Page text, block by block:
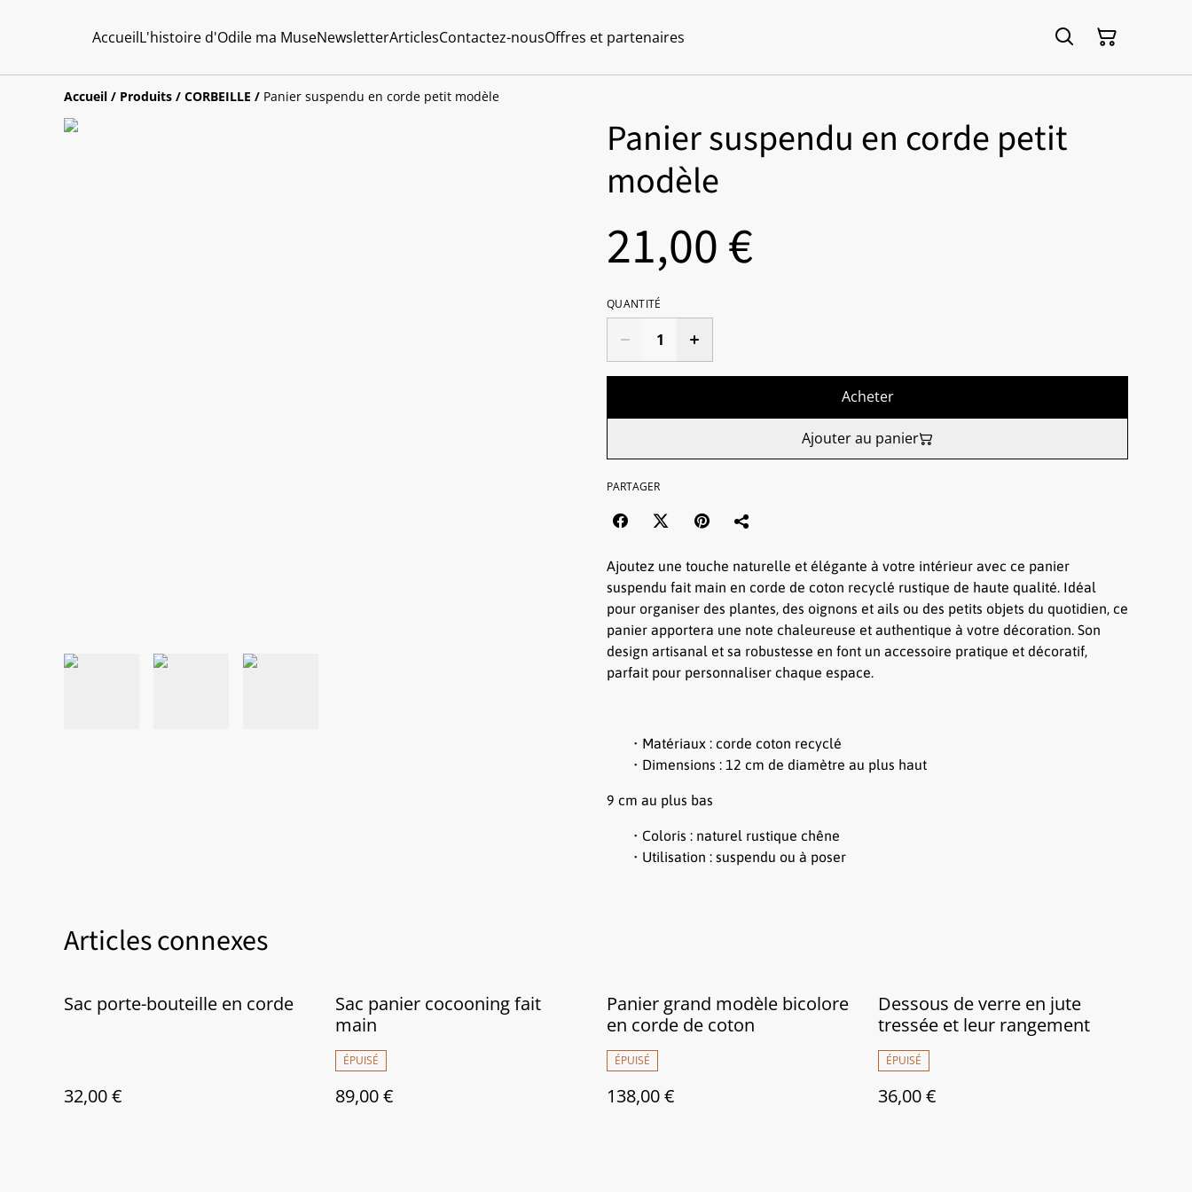
AccueilL'histoire d'Odile ma MuseNewsletterArticlesContactez-nousOffres et partenaires
Accueil / Produits / CORBEILLE / Panier suspendu en corde petit modèle
Panier suspendu en corde petit
modèle
21,00 €
QUANTITÉ
Acheter
Ajouter au panier
PARTAGER
Ajoutez une touche naturelle et élégante à votre intérieur avec ce panier
suspendu fait main en corde de coton recyclé rustique de haute qualité. Idéal
pour organiser des plantes, des oignons et ails ou des petits objets du quotidien, ce
panier apportera une note chaleureuse et authentique à votre décoration. Son
design artisanal et sa robustesse en font un accessoire pratique et décoratif,
parfait pour personnaliser chaque espace.
Matériaux : corde coton recyclé
Dimensions : 12 cm de diamètre au plus haut
9 cm au plus bas
Coloris : naturel rustique chêne
Utilisation : suspendu ou à poser
Articles connexes
Sac porte-bouteille en corde
32,00 €
Sac panier cocooning fait
main
ÉPUISÉ
89,00 €
Panier grand modèle bicolore
en corde de coton
ÉPUISÉ
138,00 €
Dessous de verre en jute
tressée et leur rangement
ÉPUISÉ
36,00 €